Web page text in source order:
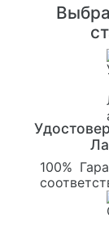
100%